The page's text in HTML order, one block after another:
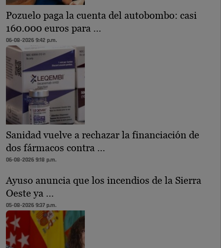
Pozuelo paga la cuenta del autobombo: casi
160.000 euros para …
06-08-2026 9:42 p.m.
Sanidad vuelve a rechazar la financiación de
dos fármacos contra …
06-08-2026 9:18 p.m.
Ayuso anuncia que los incendios de la Sierra
Oeste ya …
05-08-2026 9:37 p.m.